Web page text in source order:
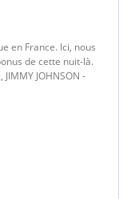
en France. Ici, nous
de cette nuit-là.
JOHNSON -